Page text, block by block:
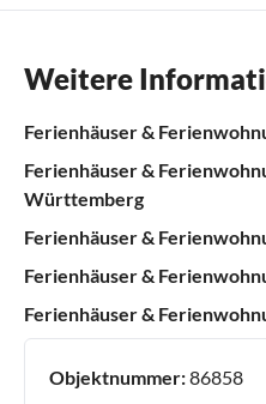
Weitere
Ferienhäuser &
Ferienhäuser &
Württemberg
Ferienhäuser &
Ferienhäuser &
Ferienhäuser &
Objektnummer:86858